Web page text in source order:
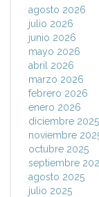
agosto 2026
julio 2026
junio 2026
mayo 2026
abril 2026
marzo 2026
febrero 2026
enero 2026
diciembre 2025
noviembre
octubre 2025
septiembre
agosto 2025
julio 2025